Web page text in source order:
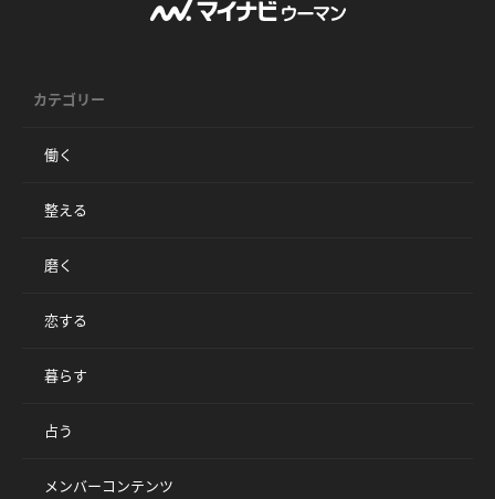
カテゴリー
働く
整える
磨く
恋する
暮らす
占う
メンバーコンテンツ